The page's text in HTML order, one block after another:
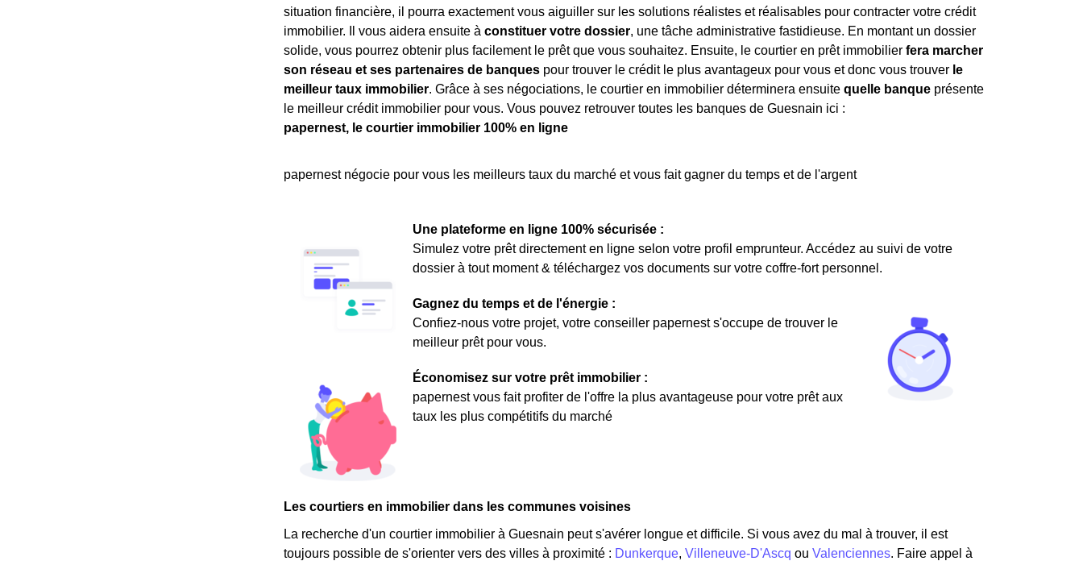
situation financière, il pourra exactement vous aiguiller sur les solutions réalistes et réalisables pour contracter votre crédit
immobilier. Il vous aidera ensuite à constituer votre dossier, une tâche administrative fastidieuse. En montant un dossier
solide, vous pourrez obtenir plus facilement le prêt que vous souhaitez. Ensuite, le courtier en prêt immobilier fera marcher
son réseau et ses partenaires de banques pour trouver le crédit le plus avantageux pour vous et donc vous trouver le
meilleur taux immobilier. Grâce à ses négociations, le courtier en immobilier déterminera ensuite quelle banque présente
le meilleur crédit immobilier pour vous. Vous pouvez retrouver toutes les banques de Guesnain ici :
papernest, le courtier immobilier 100% en ligne
papernest négocie pour vous les meilleurs taux du marché et vous fait gagner du temps et de l'argent
Une plateforme en ligne 100% sécurisée :
Simulez votre prêt directement en ligne selon votre profil emprunteur. Accédez au suivi de votre
dossier à tout moment & téléchargez vos documents sur votre coffre-fort personnel.
Gagnez du temps et de l'énergie :
Confiez-nous votre projet, votre conseiller papernest s'occupe de trouver le
meilleur prêt pour vous.
Économisez sur votre prêt immobilier :
papernest vous fait profiter de l'offre la plus avantageuse pour votre prêt aux
taux les plus compétitifs du marché
Les courtiers en immobilier dans les communes voisines
La recherche d'un courtier immobilier à Guesnain peut s'avérer longue et difficile. Si vous avez du mal à trouver, il est
toujours possible de s'orienter vers des villes à proximité : Dunkerque, Villeneuve-D'Ascq ou Valenciennes. Faire appel à